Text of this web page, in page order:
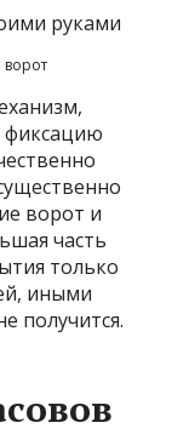
ворот
фиксацию
ворот и
часть
только
иными
получится.